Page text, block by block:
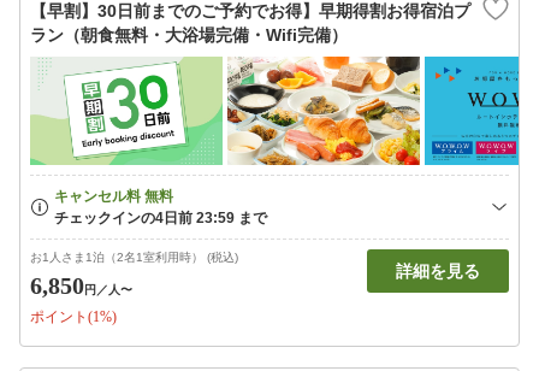
【早割】30日前までのご予約でお得】早期得割お得宿泊プ
ラン（朝食無料・大浴場完備・Wifi完備）
お1人さま1泊（2名1室利用時） (税込)
6,850円 ／人〜
ポイント(1%)
詳細を見る